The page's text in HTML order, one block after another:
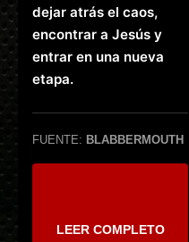
dejar atrás el caos,
encontrar a Jesús y
entrar en una nueva
etapa.
FUENTE: BLABBERMOUTH
LEER COMPLETO